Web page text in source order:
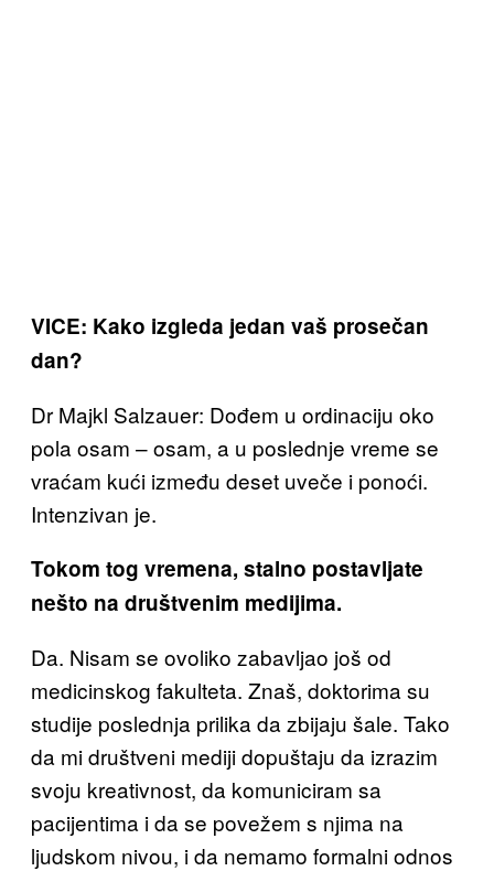
VICE: Kako izgleda jedan vaš prosečan
dan?
Dr Majkl Salzauer: Dođem u ordinaciju oko
pola osam – osam, a u poslednje vreme se
vraćam kući između deset uveče i ponoći.
Intenzivan je.
Tokom tog vremena, stalno postavljate
nešto na društvenim medijima.
Da. Nisam se ovoliko zabavljao još od
medicinskog fakulteta. Znaš, doktorima su
studije poslednja prilika da zbijaju šale. Tako
da mi društveni mediji dopuštaju da izrazim
svoju kreativnost, da komuniciram sa
pacijentima i da se povežem s njima na
ljudskom nivou, i da nemamo formalni odnos